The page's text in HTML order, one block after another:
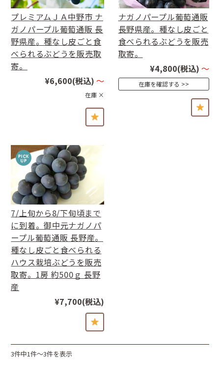
プレミアムＪＡ中野市 ナ
ガノパープル葡萄通販 長
野県産。種なし皮ごと食
べられるぶどうを販売取
寄。
¥6,600(税込) ～
在庫 ×
ナガノパープル葡萄通販
長野県産。種なし皮ごと
食べられるぶどうを販売
取寄。
¥4,800(税込) ～
在庫を確認する
7/上旬から8/下旬頃まで
に到着。御中元ナガノパ
ープル葡萄通販 長野産。
種なし皮ごと食べられる
ハウス栽培ぶどうを販売
取寄。1房 約500ｇ 長野
産
¥7,700(税込)
3件中1件〜3件を表示